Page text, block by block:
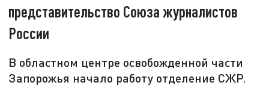
представительство Союза журналистов
России
В областном центре освобожденной части
Запорожья начало работу отделение СЖР.